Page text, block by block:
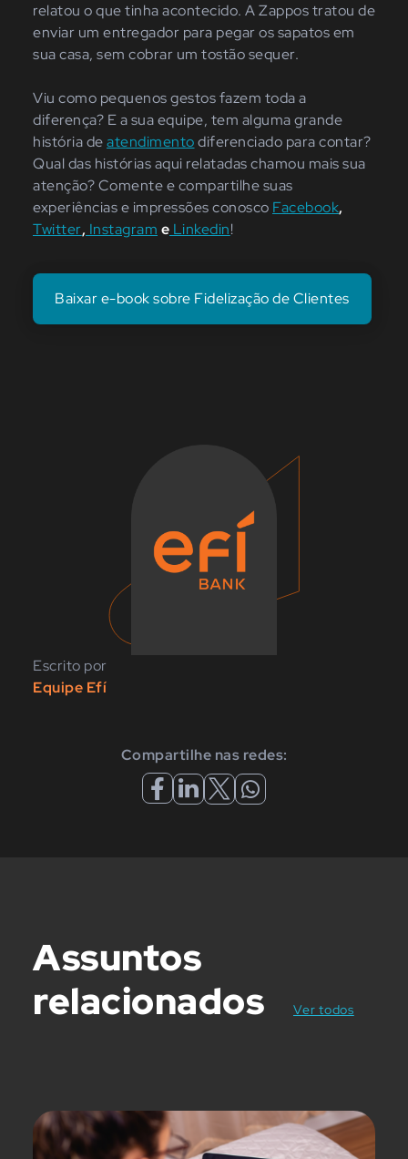
relatou o que tinha acontecido. A Zappos tratou de
enviar um entregador para pegar os sapatos em
sua casa, sem cobrar um tostão sequer.
Viu como pequenos gestos fazem toda a
diferença? E a sua equipe, tem alguma grande
história deatendimentodiferenciado para contar?
Qual das histórias aqui relatadas chamou mais sua
atenção? Comente e compartilhe suas
experiências e impressões conosco Facebook,
Twitter, Instagram e Linkedin!
Baixar e-book sobre Fidelização de Clientes
Escrito por
Equipe Efí
Compartilhe nas redes:
Assuntos
relacionados
Ver todosposts